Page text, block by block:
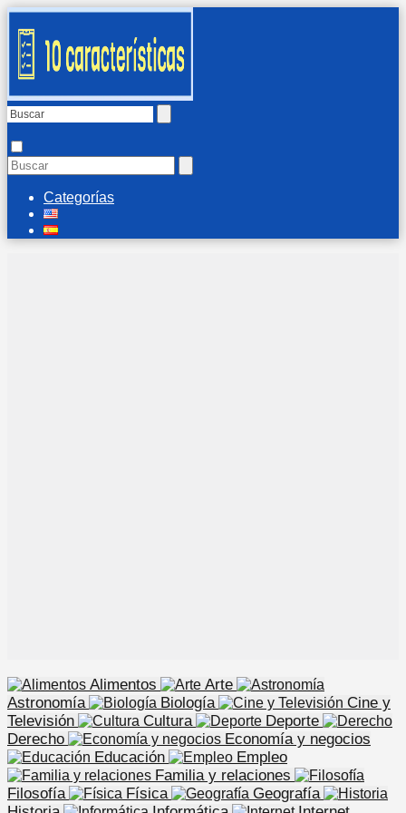
Categorías
Alimentos
Arte
Astronomía
Biología
Cine y
Televisión
Cultura
Deporte
Derecho
Economía y negocios
Educación
Empleo
Familia y relaciones
Filosofía
Física
Geografía